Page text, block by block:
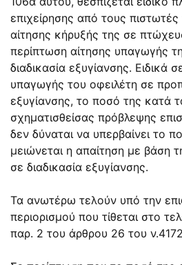
επιχείρησης από τους
αίτησης κήρυξής της σε
περίπτωση αίτησης υπαγωγής
διαδικασία εξυγίανσης. Ειδικά
υπαγωγής του οφειλέτη σε
εξυγίανσης, το ποσό της κατά
σχηματισθείσας πρόβλεψης
δεν δύναται να υπερβαίνει το
μειώνεται η απαίτηση με βάση
σε διαδικασία εξυγίανσης.
Τα ανωτέρω τελούν υπό την
περιορισμού που τίθεται στο
παρ. 2 του άρθρου 26 του ν.